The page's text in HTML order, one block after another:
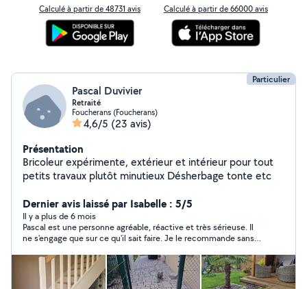
Calculé à partir de 48731 avis Calculé à partir de 66000 avis
Particulier
Pascal Duvivier
Retraité
Foucherans (Foucherans)
4,6/5 (23 avis)
Présentation
Bricoleur expérimente, extérieur et intérieur pour tout
petits travaux plutôt minutieux Désherbage tonte etc
Dernier avis laissé par Isabelle : 5/5
Il y a plus de 6 mois
Pascal est une personne agréable, réactive et très sérieuse. Il
ne s'engage que sur ce qu'il sait faire. Je le recommande sans